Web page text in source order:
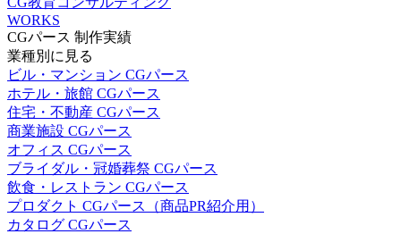
WORKS
CGパース 制作実績
業種別に見る
ビル・マンション CGパース
ホテル・旅館 CGパース
住宅・不動産 CGパース
商業施設 CGパース
オフィス CGパース
ブライダル・冠婚葬祭 CGパース
飲食・レストラン CGパース
プロダクト CGパース（商品PR紹介用）
カタログ CGパース